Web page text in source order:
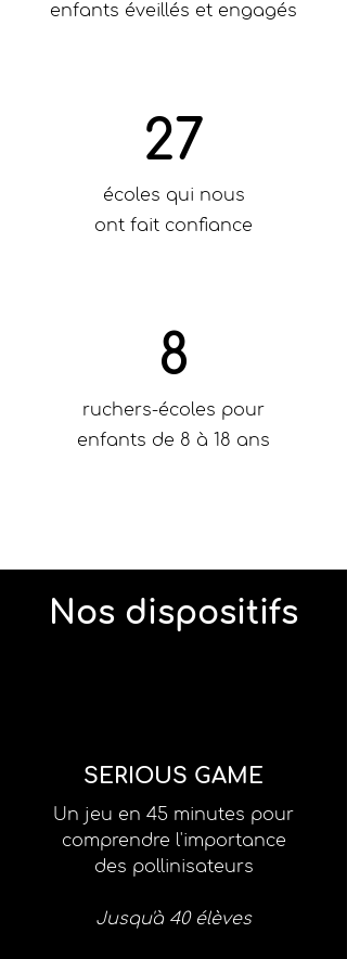
enfants éveillés et engagés
27
écoles qui nous
ont fait confiance
8
ruchers-écoles pour
enfants de 8 à 18 ans
Nos dispositifs
SERIOUS GAME
Un jeu en 45 minutes pour
comprendre l'importance
des pollinisateurs
Jusqu'à 40 élèves